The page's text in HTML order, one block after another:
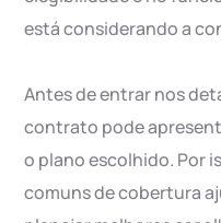
está considerando a
Antes de entrar nos
contrato pode
o plano escolhido. Por
comuns de cobertura